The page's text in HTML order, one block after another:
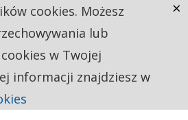
cookies. Możesz
lub
w Twojej
informacji znajdziesz w
×